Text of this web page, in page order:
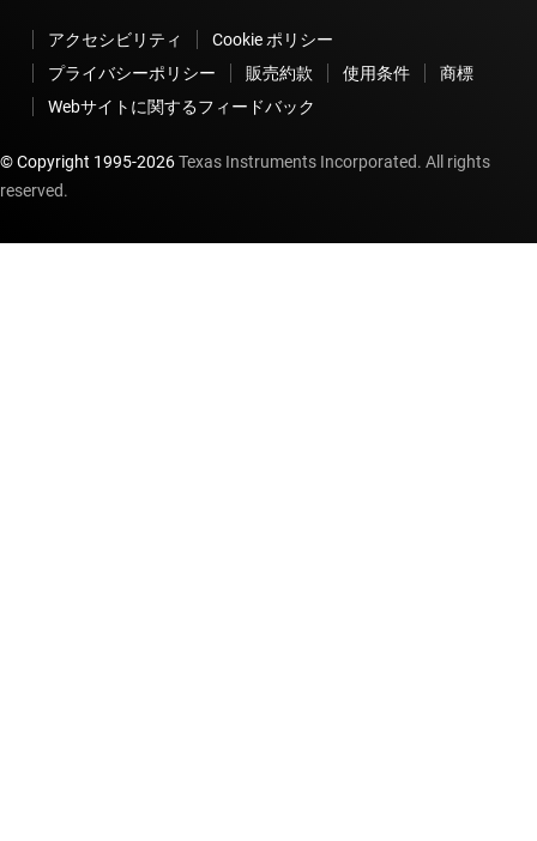
アクセシビリティ
Cookie ポリシー
プライバシーポリシー
販売約款 使用条件
商標
Webサイトに関するフィードバック
© Copyright 1995-2026Texas Instruments Incorporated. All rights
reserved.